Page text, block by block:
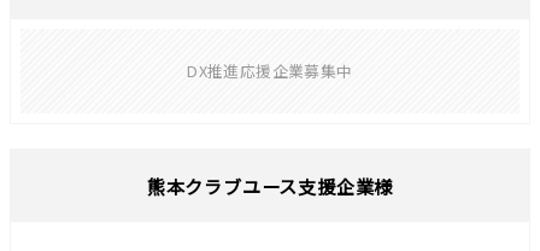
DX推進応援企業募集中
熊本クラブユース支援企業様